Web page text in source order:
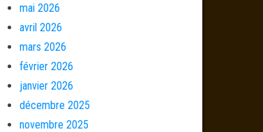
mai 2026
avril 2026
mars 2026
février 2026
janvier 2026
décembre 2025
novembre 2025